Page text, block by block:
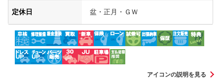
定休日 盆・正月・ＧＷ
アイコンの説明を見る